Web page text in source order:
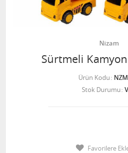
Nizam
Sürtmeli
Ürün Kodu
Stok Durumu
Favorilere